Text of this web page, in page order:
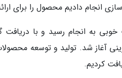
انجام دادیم محصول را برای
آغاز شد. تولید و توسعه